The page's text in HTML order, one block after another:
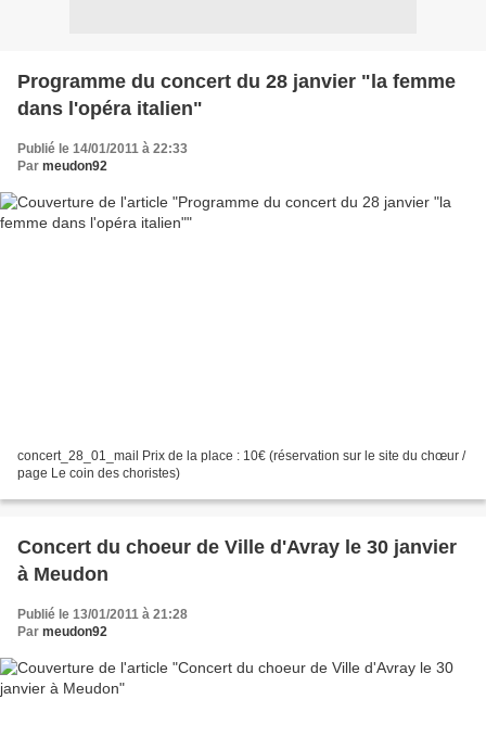
Programme du concert du 28 janvier "la femme
dans l'opéra italien"
Publié le 14/01/2011 à 22:33
Par meudon92
concert_28_01_mail Prix de la place : 10€ (réservation sur le site du chœur /
page Le coin des choristes)
Concert du choeur de Ville d'Avray le 30 janvier
à Meudon
Publié le 13/01/2011 à 21:28
Par meudon92